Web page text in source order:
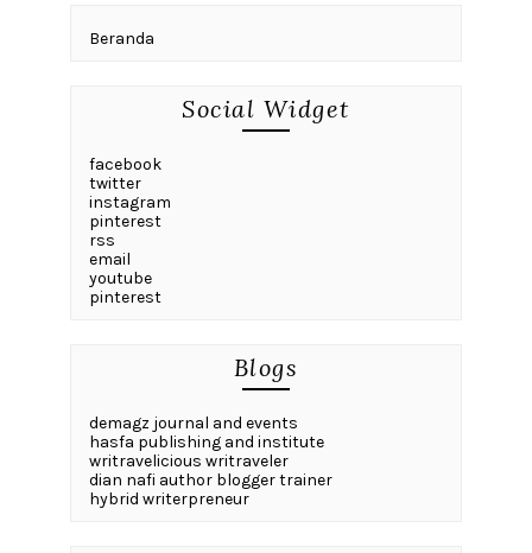
Beranda
Social Widget
facebook
twitter
instagram
pinterest
rss
email
youtube
pinterest
Blogs
demagz journal and events
hasfa publishing and institute
writravelicious writraveler
dian nafi author blogger trainer
hybrid writerpreneur